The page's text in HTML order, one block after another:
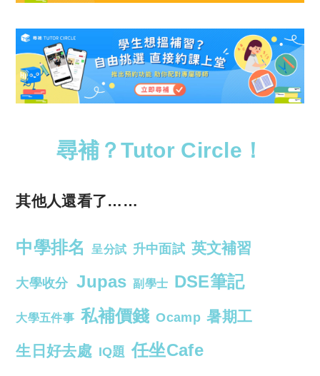
尋補？Tutor Circle！
其他人還看了……
中學排名 呈分試 升中面試 英文補習
大學收分 Jupas 副學士 DSE筆記
大學五件事 私補價錢 Ocamp 暑期工
生日好去處 IQ題 任坐Cafe